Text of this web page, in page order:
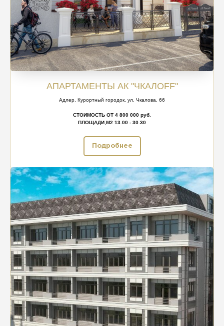
АПАРТАМЕНТЫ АК "ЧКАЛОFF"
Адлер, Курортный городок, ул. Чкалова, 66
СТОИМОСТЬ ОТ 4 800 000 руб.
ПЛОЩАДИ,М2 13.00 - 30.30
Подробнее